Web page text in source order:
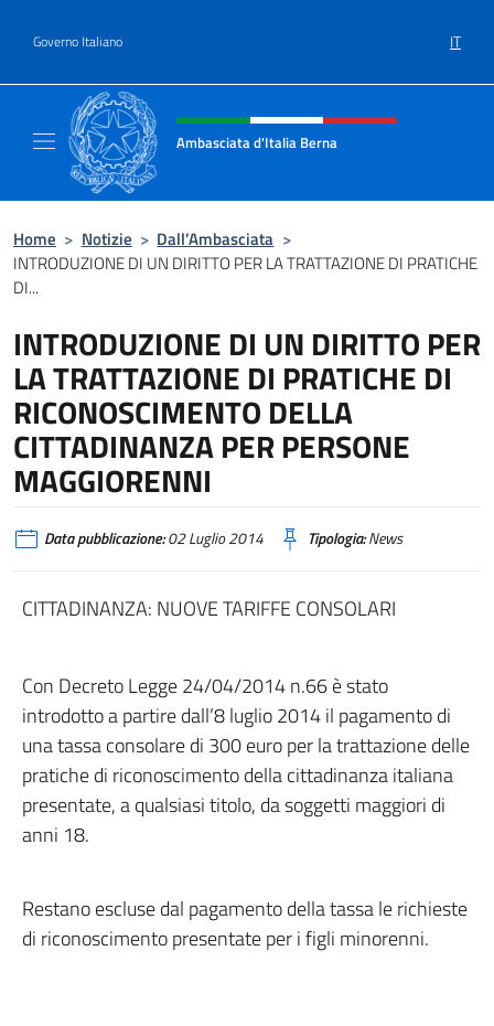
Governo Italiano IT
Intestazione sito, social e menù
Ambasciata d'Italia Berna
Home > Notizie > Dall’Ambasciata >
INTRODUZIONE DI UN DIRITTO PER LA TRATTAZIONE DI PRATICHE
DI...
INTRODUZIONE DI UN DIRITTO PER
LA TRATTAZIONE DI PRATICHE DI
RICONOSCIMENTO DELLA
CITTADINANZA PER PERSONE
MAGGIORENNI
Data pubblicazione:02 Luglio 2014 Tipologia:News
CITTADINANZA: NUOVE TARIFFE CONSOLARI
Con Decreto Legge 24/04/2014 n.66 è stato
introdotto a partire dall’8 luglio 2014 il pagamento di
una tassa consolare di 300 euro per la trattazione delle
pratiche di riconoscimento della cittadinanza italiana
presentate, a qualsiasi titolo, da soggetti maggiori di
anni 18.
Restano escluse dal pagamento della tassa le richieste
di riconoscimento presentate per i figli minorenni.